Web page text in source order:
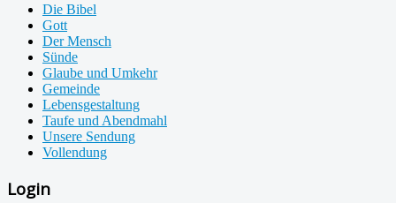
Die Bibel
Gott
Der Mensch
Sünde
Glaube und Umkehr
Gemeinde
Lebensgestaltung
Taufe und Abendmahl
Unsere Sendung
Vollendung
Login